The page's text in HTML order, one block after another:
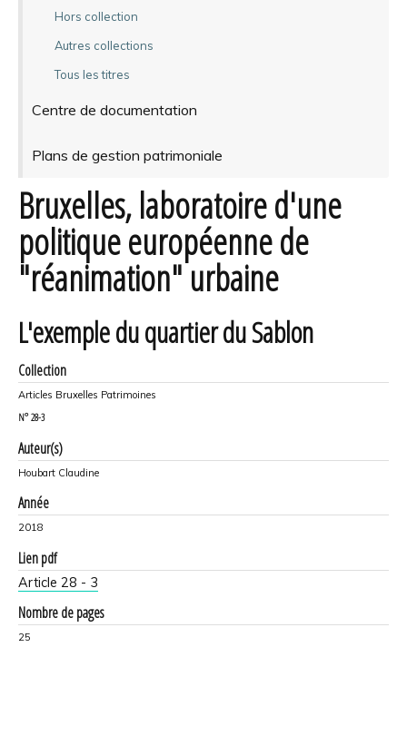
Hors collection
Autres collections
Tous les titres
Centre de documentation
Plans de gestion patrimoniale
Bruxelles, laboratoire d'une
politique européenne de
"réanimation" urbaine
L'exemple du quartier du Sablon
Collection
Articles Bruxelles Patrimoines
N° 28-3
Auteur(s)
Houbart Claudine
Année
2018
Lien pdf
Article 28 - 3
Nombre de pages
25